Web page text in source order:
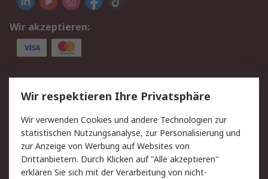
Wir akzeptieren:
Service
Value Added Services
Lieferlösungen
Rücksendungen
Kontakt
Hilfe
Privatkunden
Rechtliches
Wir respektieren Ihre Privatsphäre
Wir verwenden Cookies und andere Technologien zur
statistischen Nutzungsanalyse, zur Personalisierung und
zur Anzeige von Werbung auf Websites von
Drittanbietern. Durch Klicken auf "Alle akzeptieren"
erklären Sie sich mit der Verarbeitung von nicht-